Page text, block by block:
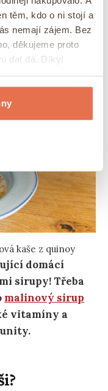
těm, kdo o ni stojí a
nemají zájem. Bez
děkujeme proto
dat dá. Díky!
perníkového
se meze
kaše z quinoy
domácí
sirupy! Třeba
malinový sirup
vitamíny a